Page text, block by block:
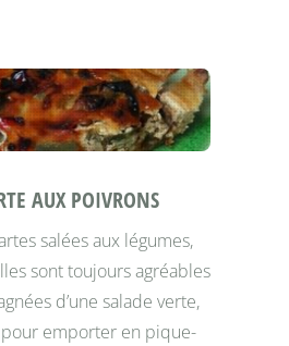
AUX POIVRONS
salées aux légumes,
sont toujours agréables
d’une salade verte,
emporter en pique-